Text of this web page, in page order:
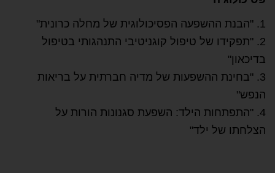
1. "הבנת ההשפעה הפסיכולוגית של מחלה כרונית"
2. "תפקידו של טיפול קוגניטיבי התנהגותי בטיפול
בדיכאון"
3. "בחינת ההשפעות של מדיה חברתית על בריאות
הנפש"
4. "התפתחות הילד: השפעת סגנונות הורות על
הצלחתו של ילד"